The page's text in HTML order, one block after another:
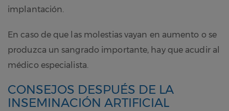
implantación.
En caso de que las molestias vayan en aumento o se
produzca un sangrado importante, hay que acudir al
médico especialista.
CONSEJOS DESPUÉS DE LA
INSEMINACIÓN ARTIFICIAL